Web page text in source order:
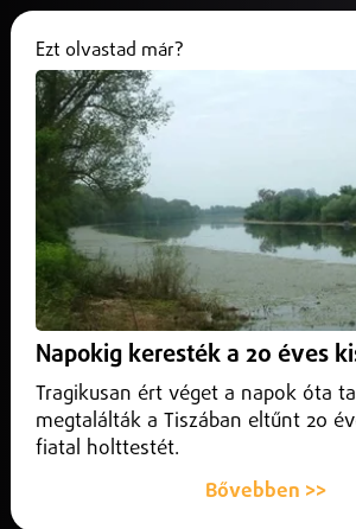
Nyíregyháza
Ezt olvastad már?
Napokig keresték a 20 éves
Tragikusan ért véget a napok óta
megtalálták a Tiszában eltűnt 20
fiatal holttestét.
Bővebben >>